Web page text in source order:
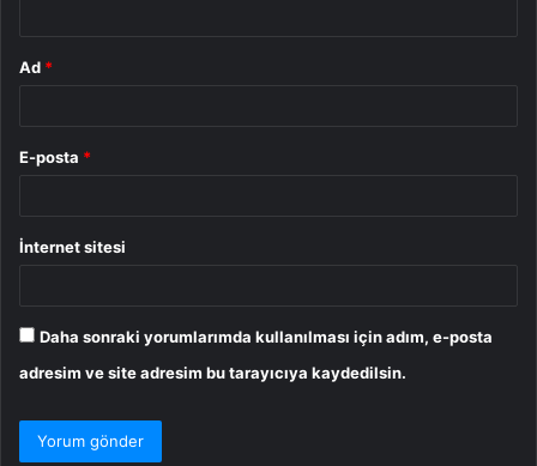
Ad *
E-posta *
İnternet sitesi
Daha sonraki yorumlarımda kullanılması için adım, e-posta
adresim ve site adresim bu tarayıcıya kaydedilsin.